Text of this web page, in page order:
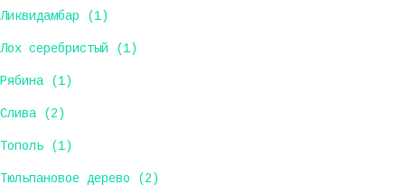
Ликвидамбар (1)
Лох серебристый (1)
Рябина (1)
Слива (2)
Тополь (1)
Тюльпановое дерево (2)